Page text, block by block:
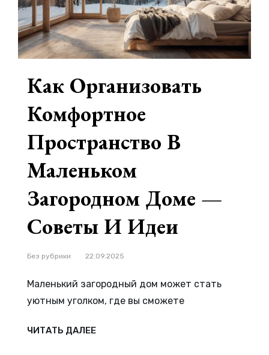
Как Организовать
Комфортное
Пространство В
Маленьком
Загородном Доме —
Советы И Идеи
Рубрики
Без рубрики 22.09.2025
Маленький загородный дом может стать
уютным уголком, где вы сможете
ЧИТАТЬ ДАЛЕЕКАК
ОРГАНИЗОВАТЬ